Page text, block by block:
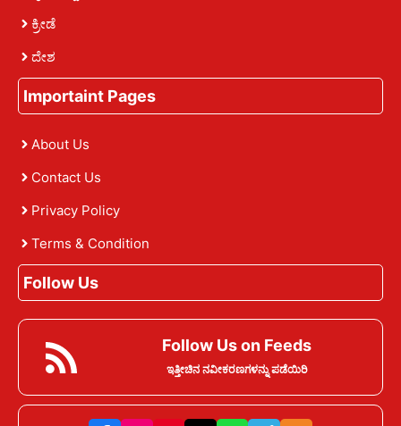
ಕ್ರೀಡೆ
ದೇಶ
Importaint Pages
About Us
Contact Us
Privacy Policy
Terms & Condition
Follow Us
Follow Us on Feeds
ಇತ್ತೀಚಿನ ನವೀಕರಣಗಳನ್ನು ಪಡೆಯಿರಿ